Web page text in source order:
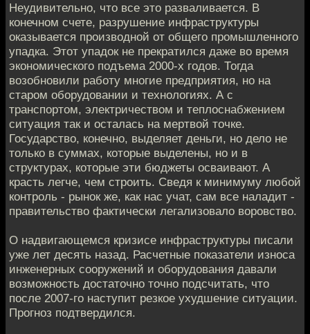
Неудивительно, что все это разваливается. В
конечном счете, разрушение инфраструктуры
оказывается производной от общего промышленного
упадка. Этот упадок не прекратился даже во время
экономического подъема 2000-х годов. Тогда
возобновили работу многие предприятия, но на
старом оборудовании и технологиях. А с
транспортом, электричеством и теплоснабжением
ситуация так и осталась на мертвой точке.
Государство, конечно, выделяет деньги, но дело не
только в суммах, которые выделены, но и в
структурах, которые эти бюджеты осваивают. А
красть легче, чем строить. Сведя к минимуму любой
контроль - рынок же, как нас учат, сам все наладит -
правительство фактически легализовало воровство.
О надвигающемся кризисе инфраструктуры писали
уже лет десять назад. Расчетные показатели износа
инженерных сооружений и оборудования давали
возможность достаточно точно подсчитать, что
после 2007-го наступит резкое ухудшение ситуации.
Прогноз подтвердился.